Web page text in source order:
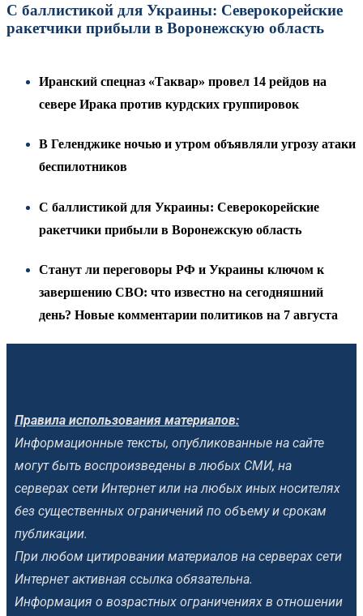
С баллистикой для Украины: Северокорейские
ракетчики прибыли в Воронежскую область
Иранский спецназ «Таквар» провел 14 рейдов на
севере Ирака против курдских группировок
В Геленджике ночью и утром объявляли угрозу атаки
беспилотников
С баллистикой для Украины: Северокорейские
ракетчики прибыли в Воронежскую область
Станут ли переговоры РФ и Украины ключом к
завершению СВО: что известно на сегодняшний
день? Новые комментарии политиков на 7 августа
Правила использования материалов:
Информационные тексты, опубликованные на сайте
могут быть воспроизведены в любых СМИ, на
серверах сети Интернет или на любых иных носителях
без существенных ограничений по объему и срокам
публикации.
При любом цитировании материалов на серверах сети
Интернет активная ссылка обязательна.
Информация о возрастных ограничениях в отношении